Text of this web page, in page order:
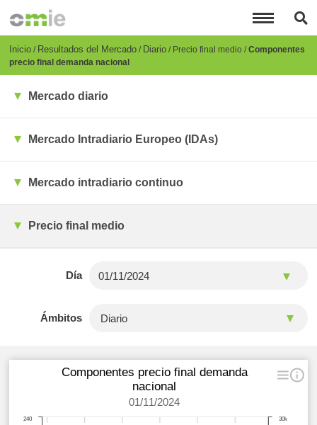
principal
Breadcrumb
Inicio Resultados del Mercado Diario Precio final medio Componentes
precio final demanda nacional
Mercado diario
Mercado Intradiario Europeo (IDAs)
Mercado intradiario continuo
Precio final medio
Día
Ámbitos
Componentes precio final demanda
nacional
01/11/2024
30k
240